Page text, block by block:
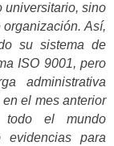
universitario, sino
Así,
su sistema de
ISO 9001, pero
administrativa
el mes anterior
todo el mundo
evidencias para